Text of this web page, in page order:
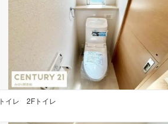
トイレ 2Fトイレ